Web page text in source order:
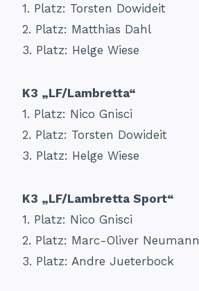
1.⁠ ⁠Platz: Torsten Dowideit
2.⁠ ⁠Platz: Matthias Dahl
3.⁠ ⁠Platz: Helge Wiese
K3 „LF/Lambretta“
1.⁠ ⁠Platz: Nico Gnisci
2.⁠ ⁠Platz: Torsten Dowideit
3.⁠ ⁠Platz: Helge Wiese
K3 „LF/Lambretta Sport“
1.⁠ ⁠Platz: Nico Gnisci
2.⁠ ⁠Platz: Marc-Oliver Neumann
3.⁠ ⁠Platz: Andre Jueterbock